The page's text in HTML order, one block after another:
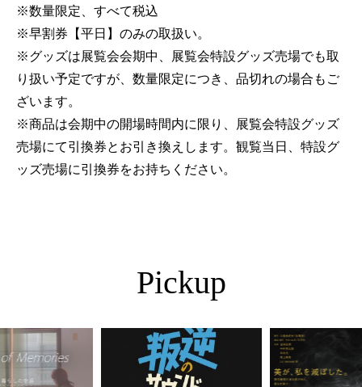
※数量限定、すべて税込
※早割券【平日】のみの取扱い。
※グッズは展覧会会期中、展覧会特設グッズ売場でも取
り扱い予定ですが、数量限定につき、品切れの場合もご
ざいます。
※商品は会期中の開場時間内に限り、展覧会特設グッズ
売場にて引換券とお引き換えします。観覧当日、特設グ
ッズ売場に引換券をお持ちください。
Pickup